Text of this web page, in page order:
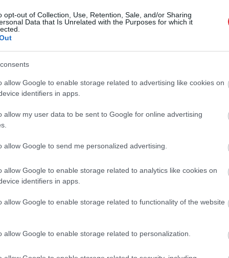
opt-out of Collection, Use, Retention, Sale, and/or Sharing
Data that Is Unrelated with the Purposes for which it
allow Google to enable storage related to advertising like cookies on
identifiers in apps.
allow my user data to be sent to Google for online advertising
allow Google to send me personalized advertising.
allow Google to enable storage related to analytics like cookies on
identifiers in apps.
allow Google to enable storage related to functionality of the website
allow Google to enable storage related to personalization.
Majoros bauda pludmales volejbola atmosfēru un
kopā ar Rinkeviču
Rinkevičs/Bedrītis un Točs/Auziņš iekļūst
tālu nekrīt! Edgara Toča jaunākais dēliņš sajūsmina